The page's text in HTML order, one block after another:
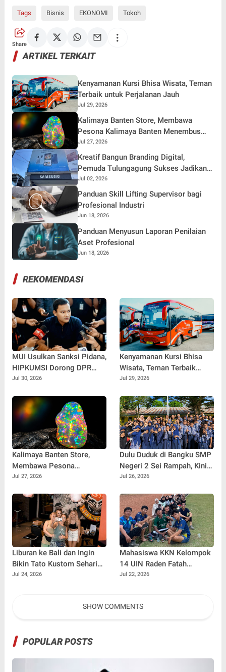
Tags Bisnis EKONOMI Tokoh
Share
ARTIKEL TERKAIT
Kenyamanan Kursi Bhisa Wisata, Teman
Terbaik untuk Perjalanan Jauh
Jul 29, 2026
Kalimaya Banten Store, Membawa
Pesona Kalimaya Banten Menembus
Pasar Nasional dan Internasional
Jul 27, 2026
Kreatif Bangun Branding Digital,
Pemuda Tulungagung Sukses Jadikan
@samsungstore.ta Referensi Gadget
Terpercaya
Jul 02, 2026
Panduan Skill Lifting Supervisor bagi
Profesional Industri
Jun 18, 2026
Panduan Menyusun Laporan Penilaian
Aset Profesional
Jun 18, 2026
REKOMENDASI
MUI Usulkan Sanksi Pidana,
HIPKUMSI Dorong DPR
Segera Bertindak
Jul 30, 2026
Kenyamanan Kursi Bhisa
Wisata, Teman Terbaik
untuk Perjalanan Jauh
Jul 29, 2026
Kalimaya Banten Store,
Membawa Pesona
Kalimaya Banten
dan Internasional
Jul 27, 2026
Dulu Duduk di Bangku SMP
Negeri 2 Sei Rampah, Kini
Penulis Mulai Aja Dulu
sebagai Pemateri untuk
Menginspirasi Generasi
Muda
Jul 26, 2026
Liburan ke Bali dan Ingin
Bikin Tato Kustom Sehari
Jadi? Ini Panduannya
Jul 24, 2026
Mahasiswa KKN Kelompok
14 UIN Raden Fatah
Palembang Jalin
Lewat Sparing Sepak Bola
Jul 22, 2026
SHOW COMMENTS
POPULAR POSTS